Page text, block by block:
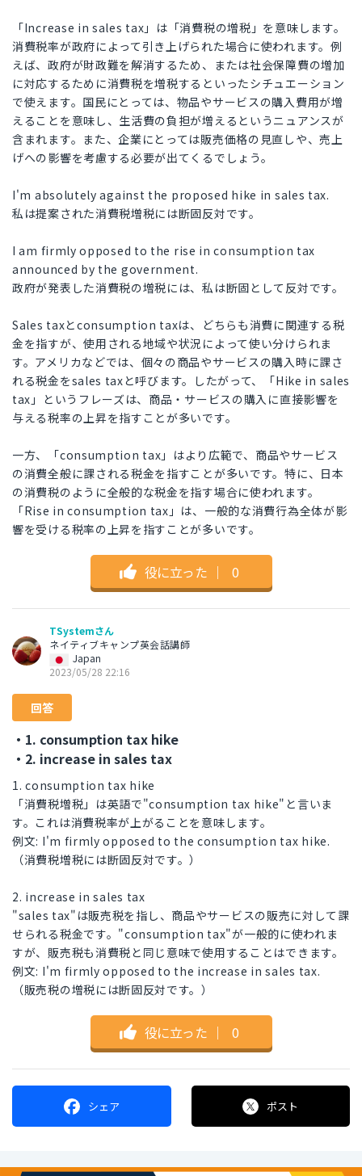
「Increase in sales tax」は「消費税の増税」を意味します。
消費税率が政府によって引き上げられた場合に使われます。例
えば、政府が財政難を解消するため、または社会保障費の増加
に対応するために消費税を増税するといったシチュエーション
で使えます。国民にとっては、物品やサービスの購入費用が増
えることを意味し、生活費の負担が増えるというニュアンスが
含まれます。また、企業にとっては販売価格の見直しや、売上
げへの影響を考慮する必要が出てくるでしょう。
I'm absolutely against the proposed hike in sales tax.
私は提案された消費税増税には断固反対です。
I am firmly opposed to the rise in consumption tax
announced by the government.
政府が発表した消費税の増税には、私は断固として反対です。
Sales taxとconsumption taxは、どちらも消費に関連する税
金を指すが、使用される地域や状況によって使い分けられま
す。アメリカなどでは、個々の商品やサービスの購入時に課さ
れる税金をsales taxと呼びます。したがって、「Hike in sales
tax」というフレーズは、商品・サービスの購入に直接影響を
与える税率の上昇を指すことが多いです。
一方、「consumption tax」はより広範で、商品やサービス
の消費全般に課される税金を指すことが多いです。特に、日本
の消費税のように全般的な税金を指す場合に使われます。
「Rise in consumption tax」は、一般的な消費行為全体が影
響を受ける税率の上昇を指すことが多いです。
役に立った ｜ 0
TSystemさん
ネイティブキャンプ英会話講師
Japan
2023/05/28 22:16
回答
・1. consumption tax hike
・2. increase in sales tax
1. consumption tax hike
「消費税増税」は英語で"consumption tax hike"と言いま
す。これは消費税率が上がることを意味します。
例文: I'm firmly opposed to the consumption tax hike.
（消費税増税には断固反対です。）
2. increase in sales tax
"sales tax"は販売税を指し、商品やサービスの販売に対して課
せられる税金です。"consumption tax"が一般的に使われま
すが、販売税も消費税と同じ意味で使用することはできます。
例文: I'm firmly opposed to the increase in sales tax.
（販売税の増税には断固反対です。）
役に立った ｜ 0
シェア ポスト